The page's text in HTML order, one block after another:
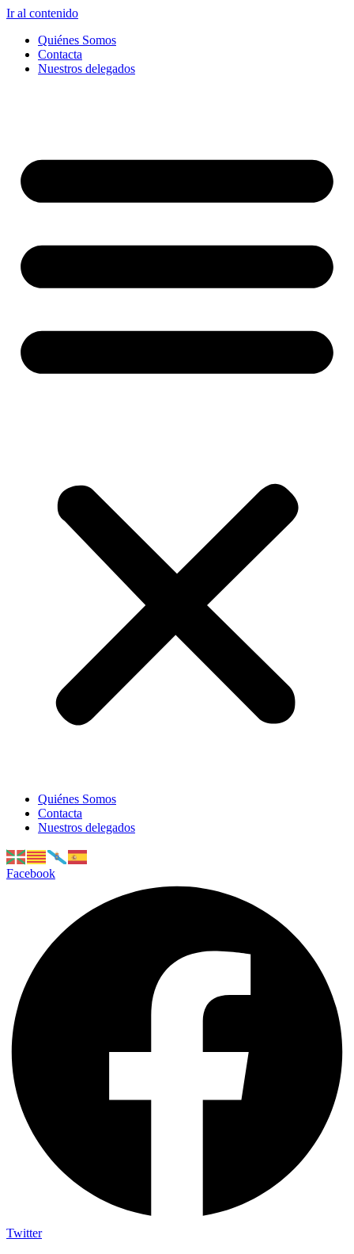
Ir al contenido
Quiénes Somos
Contacta
Nuestros delegados
Quiénes Somos
Contacta
Nuestros delegados
Facebook
Twitter